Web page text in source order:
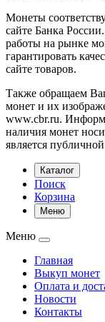
Монеты
сайте Банка
работы на рынке
гарантировать
сайте товаров.
Также обращаем
монет и их
www.cbr.ru.
наличия монет
является
Каталог
Поиск
Корзина
Меню
Меню
Главная
Выкуп монет
Оплата и
Новости
Контакты